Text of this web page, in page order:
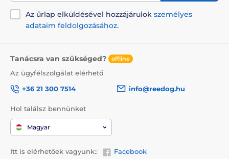
Az űrlap elküldésével hozzájárulok személyes
adataim feldolgozásához.
Tanácsra van szükséged? offline
Az ügyfélszolgálat elérhető
+36 21 300 7514
info@reedog.hu
Hol találsz bennünket
Magyar
Itt is elérhetőek vagyunk:: Facebook